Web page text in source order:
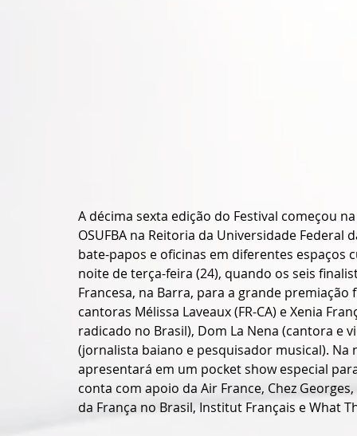
A décima sexta edição do Festival começou
OSUFBA na Reitoria da Universidade
bate-papos e oficinas em diferentes espaços
noite de terça-feira (24), quando os seis
Francesa, na Barra, para a grande
cantoras Mélissa Laveaux (FR-CA) e Xenia
radicado no Brasil), Dom La Nena (cantora
(jornalista baiano e pesquisador musical). Na
apresentará em um pocket show especial
conta com apoio da Air France, Chez
da França no Brasil, Institut Français e What